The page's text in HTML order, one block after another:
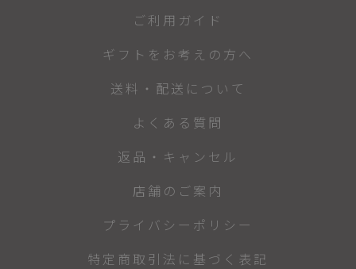
ご利用ガイド
ギフトをお考えの方へ
送料・配送について
よくある質問
返品・キャンセル
店舗のご案内
プライバシーポリシー
特定商取引法に基づく表記